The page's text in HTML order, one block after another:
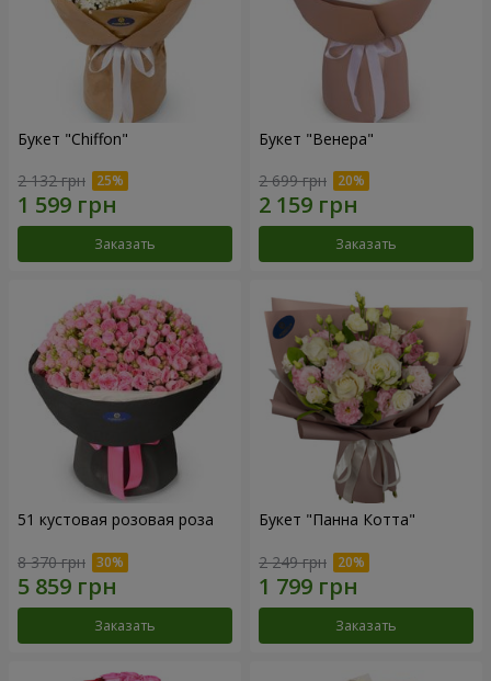
Букет "Chiffon"
2 132 грн
Заказать
Букет "Венера"
2 699 грн
Заказать
51 кустовая розовая роза
8 370 грн
Заказать
Букет "Панна Котта"
2 249 грн
Заказать